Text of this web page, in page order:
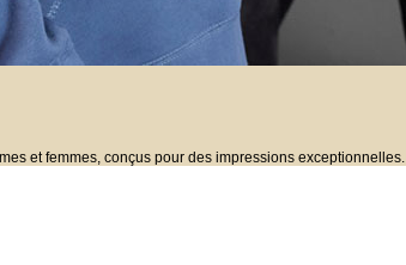
et femmes, conçus pour des impressions exceptionnelles.